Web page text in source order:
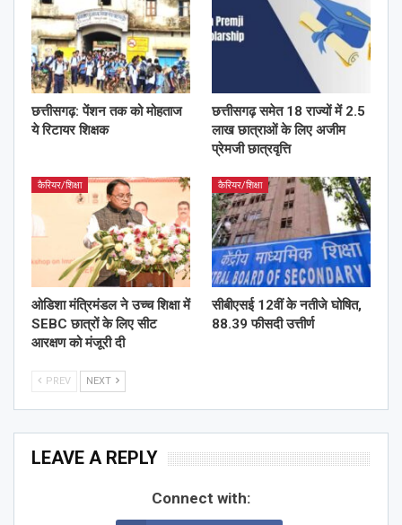
छत्तीसगढ़: पेंशन तक को मोहताज
ये रिटायर शिक्षक
छत्तीसगढ़ समेत 18 राज्यों में 2.5
लाख छात्राओं के लिए अजीम
प्रेमजी छात्रवृत्ति
कैरियर/शिक्षा
ओडिशा मंत्रिमंडल ने उच्च शिक्षा में
SEBC छात्रों के लिए सीट
आरक्षण को मंजूरी दी
कैरियर/शिक्षा
सीबीएसई 12वीं के नतीजे घोषित,
88.39 फीसदी उत्तीर्ण
PREV NEXT
LEAVE A REPLY
Connect with: